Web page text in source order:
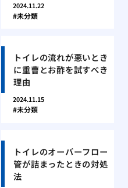
2024.11.22
未分類
トイレの流れが悪いとき
に重曹とお酢を試すべき
理由
2024.11.15
未分類
トイレのオーバーフロー
管が詰まったときの対処
法